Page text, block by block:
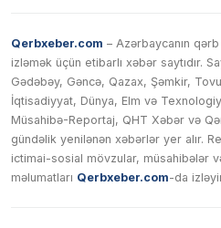
Qerbxeber.com – Azərbaycanın
izləmək üçün etibarlı xəbər saytıdır.
Gədəbəy, Gəncə, Qazax, Şəmkir,
İqtisadiyyat, Dünya, Elm və
Müsahibə-Reportaj, QHT Xəbər və
gündəlik yenilənən xəbərlər yer alır.
ictimai-sosial mövzular, müsahibələr
məlumatları Qerbxeber.com-da